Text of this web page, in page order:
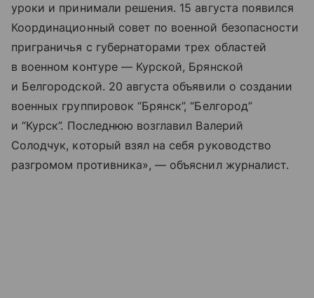
уроки и принимали решения. 15 августа появился
Координационный совет по военной безопасности
приграничья с губернаторами трех областей
в военном контуре — Курской, Брянской
и Белгородской. 20 августа объявили о создании
военных группировок “Брянск”, “Белгород”
и “Курск”. Последнюю возглавил Валерий
Солодчук, который взял на себя руководство
разгромом противника», — объяснил журналист.